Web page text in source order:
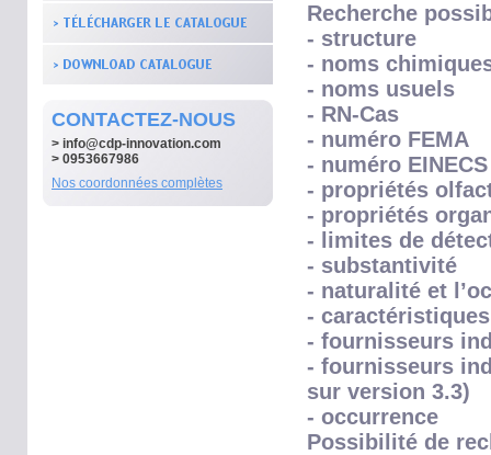
CONTACTEZ-NOUS
> info@cdp-innovation.com
> 0953667986
Nos coordonnées complètes
Recherche
- structure
- noms
- noms usuels
- RN-Cas
- numéro FEMA
- numéro EINECS
- propriétés
- propriétés
- limites de
- substantivité
- naturalité et
-
- fournisseurs
- fournisseurs
sur version 3.3)
- occurrence
Possibilité de